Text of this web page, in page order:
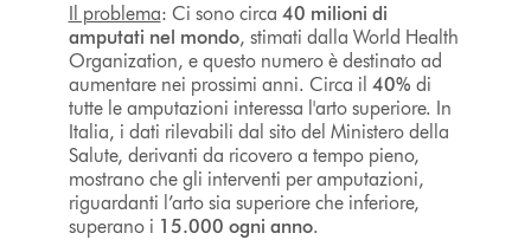
Il problema: Ci sono circa 40 milioni di
amputati nel mondo, stimati dalla World Health
Organization, e questo numero è destinato ad
aumentare nei prossimi anni. Circa il 40% di
tutte le amputazioni interessa l'arto superiore. In
Italia, i dati rilevabili dal sito del Ministero della
Salute, derivanti da ricovero a tempo pieno,
mostrano che gli interventi per amputazioni,
riguardanti l’arto sia superiore che inferiore,
superano i 15.000 ogni anno.